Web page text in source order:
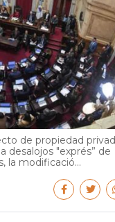
de propiedad
desalojos "exprés” de
la modificació...